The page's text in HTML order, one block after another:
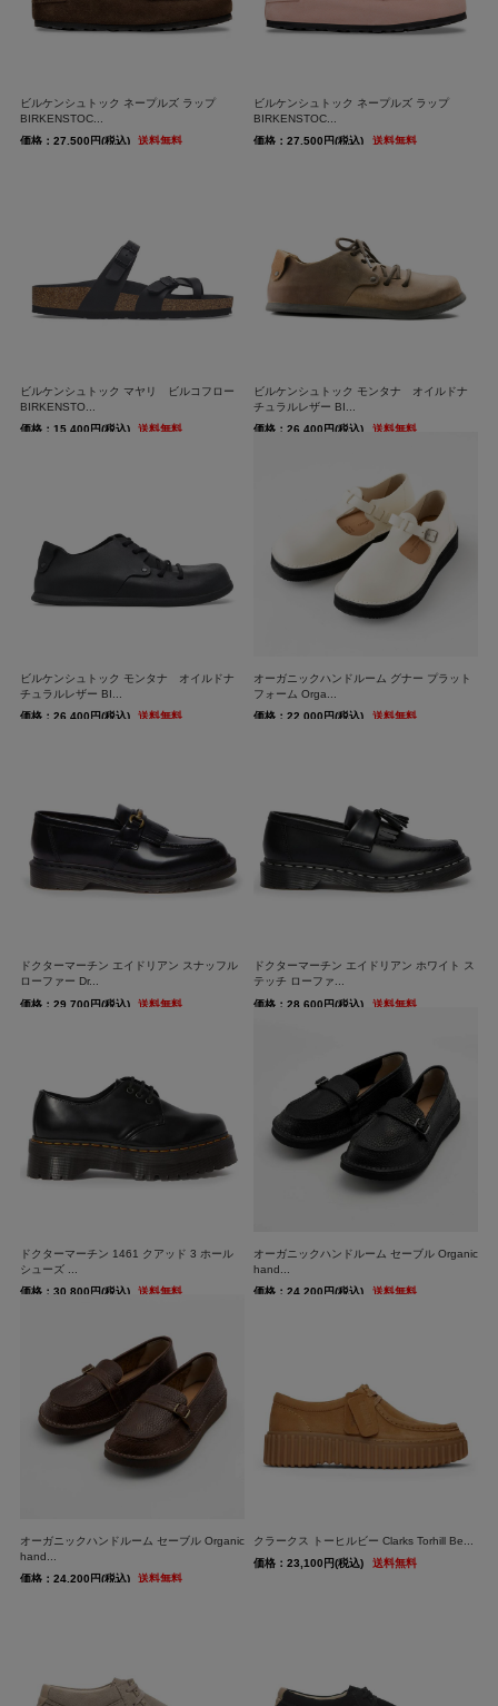
ビルケンシュトック ネープルズ ラップ
BIRKENSTOC...
価格：27,500円(税込)
送料無料
ビルケンシュトック ネープルズ ラップ
BIRKENSTOC...
価格：27,500円(税込)
送料無料
ビルケンシュトック マヤリ ビルコフロー
BIRKENSTO...
価格：15,400円(税込)
送料無料
ビルケンシュトック モンタナ オイルドナ
チュラルレザー BI...
価格：26,400円(税込)
送料無料
ビルケンシュトック モンタナ オイルドナ
チュラルレザー BI...
価格：26,400円(税込)
送料無料
オーガニックハンドルーム グナー プラット
フォーム Orga...
価格：22,000円(税込)
送料無料
ドクターマーチン エイドリアン スナッフル
ローファー Dr...
価格：29,700円(税込)
送料無料
ドクターマーチン エイドリアン ホワイト ス
テッチ ローファ...
価格：28,600円(税込)
送料無料
ドクターマーチン 1461 クアッド 3 ホール
シューズ ...
価格：30,800円(税込)
送料無料
オーガニックハンドルーム セーブル Organic
hand...
価格：24,200円(税込)
送料無料
オーガニックハンドルーム セーブル Organic
hand...
価格：24,200円(税込)
送料無料
クラークス トーヒルビー Clarks Torhill Be...
価格：23,100円(税込)
送料無料